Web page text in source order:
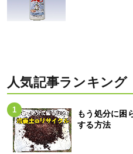
人気記事ランキング
もう処分に困
する方法